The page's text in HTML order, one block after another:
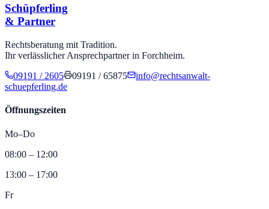
Schüpferling
& Partner
Rechtsberatung mit Tradition.
Ihr verlässlicher Ansprechpartner in Forchheim.
09191 / 2605
09191 / 65875
info@rechtsanwalt-
schuepferling.de
Öffnungszeiten
Mo–Do
08:00 – 12:00
13:00 – 17:00
Fr